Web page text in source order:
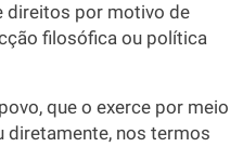
direitos por motivo de
filosófica ou política
que o exerce por meio
diretamente, nos termos